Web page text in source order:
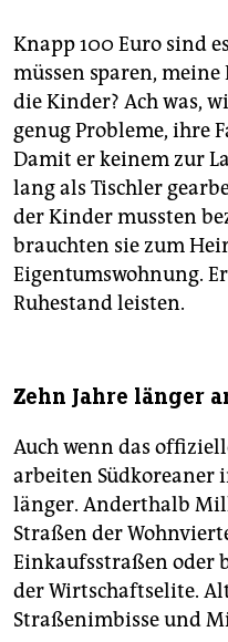
Knapp 100 Euro sind
müssen sparen, meine
die Kinder? Ach was,
genug Probleme, ihre
Damit er keinem zur
lang als Tischler
der Kinder mussten
brauchten sie zum
Eigentumswohnung.
Ruhestand leisten.
Zehn Jahre länger
Auch wenn das
arbeiten Südkoreaner
länger. Anderthalb
Straßen der
Einkaufsstraßen oder
der Wirtschaftselite.
Straßenimbisse und